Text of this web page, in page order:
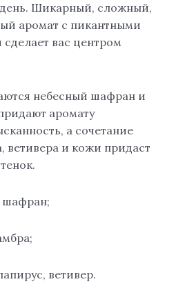
день. Шикарный, сложный,
аромат с пикантными
вас центром
небесный шафран и
аромату
а сочетание
ветивера и кожи придаст
шафран;
ветивер.